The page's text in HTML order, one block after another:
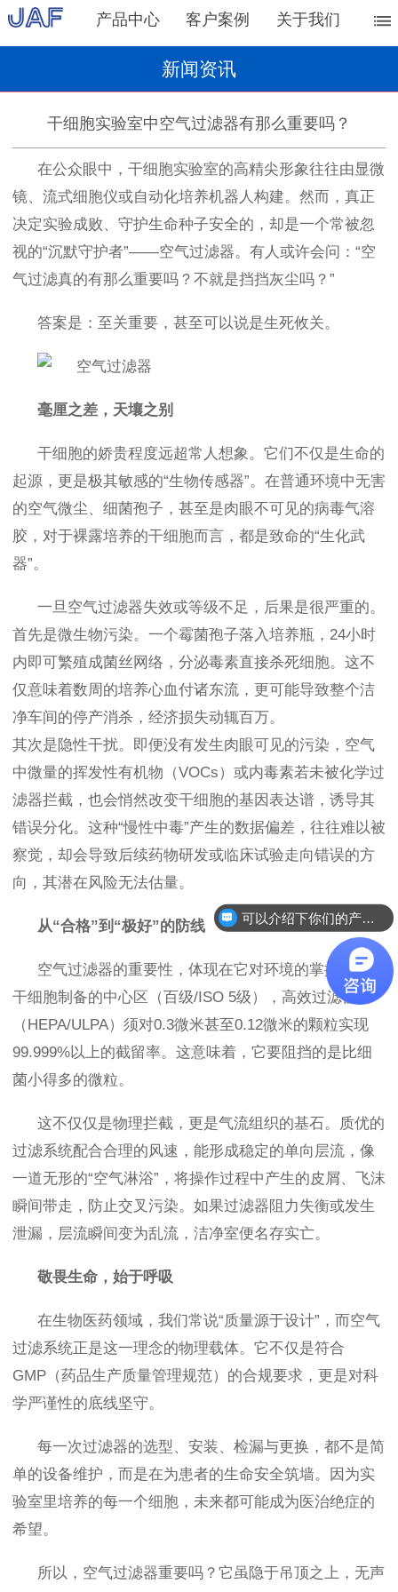
产品中心 客户案例 关于我们
新闻资讯
干细胞实验室中空气过滤器有那么重要吗？
在公众眼中，干细胞实验室的高精尖形象往往由显微
镜、流式细胞仪或自动化培养机器人构建。然而，真正
决定实验成败、守护生命种子安全的，却是一个常被忽
视的“沉默守护者”——空气过滤器。有人或许会问：“空
气过滤真的有那么重要吗？不就是挡挡灰尘吗？”
答案是：至关重要，甚至可以说是生死攸关。
毫厘之差，天壤之别
干细胞的娇贵程度远超常人想象。它们不仅是生命的
起源，更是极其敏感的“生物传感器”。在普通环境中无害
的空气微尘、细菌孢子，甚至是肉眼不可见的病毒气溶
胶，对于裸露培养的干细胞而言，都是致命的“生化武
器”。
一旦空气过滤器失效或等级不足，后果是很严重的。
首先是微生物污染。一个霉菌孢子落入培养瓶，24小时
内即可繁殖成菌丝网络，分泌毒素直接杀死细胞。这不
仅意味着数周的培养心血付诸东流，更可能导致整个洁
净车间的停产消杀，经济损失动辄百万。
其次是隐性干扰。即便没有发生肉眼可见的污染，空气
中微量的挥发性有机物（VOCs）或内毒素若未被化学过
滤器拦截，也会悄然改变干细胞的基因表达谱，诱导其
错误分化。这种“慢性中毒”产生的数据偏差，往往难以被
察觉，却会导致后续药物研发或临床试验走向错误的方
向，其潜在风险无法估量。
从“合格”到“极好”的防线
空气过滤器的重要性，体现在它对环境的掌控上。在
干细胞制备的中心区（百级/ISO 5级），高效过滤器
（HEPA/ULPA）须对0.3微米甚至0.12微米的颗粒实现
99.999%以上的截留率。这意味着，它要阻挡的是比细
菌小得多的微粒。
这不仅仅是物理拦截，更是气流组织的基石。 质优的
过滤系统配合合理的风速，能形成稳定的单向层流，像
一道无形的“空气淋浴”，将操作过程中产生的皮屑、飞沫
瞬间带走，防止交叉污染。如果过滤器阻力失衡或发生
泄漏，层流瞬间变为乱流，洁净室便名存实亡。
敬畏生命，始于呼吸
在生物医药领域，我们常说“质量源于设计”，而空气
过滤系统正是这一理念的物理载体。它不仅是符合
GMP（药品生产质量管理规范）的合规要求，更是对科
学严谨性的底线坚守。
每一次过滤器的选型、安装、检漏与更换，都不是简
单的设备维护，而是在为患者的生命安全筑墙。因为实
验室里培养的每一个细胞，未来都可能成为医治绝症的
希望。
所以，空气过滤器重要吗？它虽隐于吊顶之上，无声
可以介绍下你们的产品么？